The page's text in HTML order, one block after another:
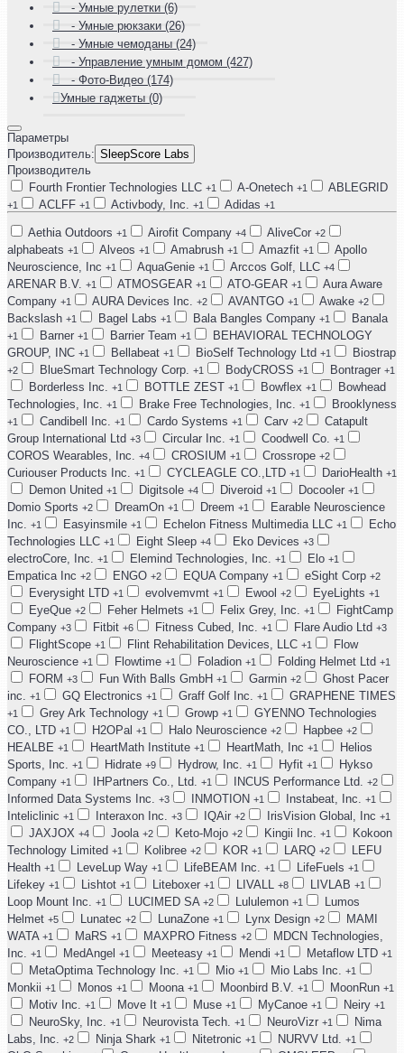
- Умные рулетки (6)
- Умные рюкзаки (26)
- Умные чемоданы (24)
- Управление умным домом (427)
- Фото-Видео (174)
Умные гаджеты (0)
Параметры
Производитель: SleepScore Labs
Производитель
Fourth Frontier Technologies LLC +1 A-Onetech +1 ABLEGRID
+1 ACLFF +1 Activbody, Inc. +1 Adidas +1
Aethia Outdoors +1 Airofit Company +4 AliveCor +2
alphabeats +1 Alveos +1 Amabrush +1 Amazfit +1
Apollo
Neuroscience, Inc +1 AquaGenie +1 Arccos Golf, LLC +4
ARENAR B.V. +1 ATMOSGEAR +1 ATO-GEAR +1
Aura Aware
Company +1 AURA Devices Inc. +2 AVANTGO +1 Awake +2
Backslash +1 Bagel Labs +1 Bala Bangles Company +1 Banala
+1 Barner +1 Barrier Team +1
BEHAVIORAL TECHNOLOGY
GROUP, INC +1 Bellabeat +1 BioSelf Technology Ltd +1 Biostrap
+2 BlueSmart Technology Corp. +1 BodyCROSS +1 Bontrager +1
Borderless Inc. +1 BOTTLE ZEST +1 Bowflex +1
Bowhead
Technologies, Inc. +1 Brake Free Technologies, Inc. +1 Brooklyness
+1 Candibell Inc. +1 Cardo Systems +1 Carv +2
Catapult
Group International Ltd +3 Circular Inc. +1 Coodwell Co. +1
COROS Wearables, Inc. +4 CROSIUM +1 Crossrope +2
Curiouser Products Inc. +1 CYCLEAGLE CO.,LTD +1 DarioHealth +1
Demon United +1 Digitsole +4 Diveroid +1 Docooler +1
Domio Sports +2 DreamOn +1 Dreem +1
Earable Neuroscience
Inc. +1 Easyinsmile +1 Echelon Fitness Multimedia LLC +1
Echo
Technologies LLC +1 Eight Sleep +4 Eko Devices +3
electroCore, Inc. +1 Elemind Technologies, Inc. +1 Elo +1
Empatica Inc +2 ENGO +2 EQUA Company +1 eSight Corp +2
Everysight LTD +1 evolvemvmt +1 Ewool +2 EyeLights +1
EyeQue +2 Feher Helmets +1 Felix Grey, Inc. +1
FightCamp
Company +3 Fitbit +6 Fitness Cubed, Inc. +1 Flare Audio Ltd +3
FlightScope +1 Flint Rehabilitation Devices, LLC +1
Flow
Neuroscience +1 Flowtime +1 Foladion +1 Folding Helmet Ltd +1
FORM +3 Fun With Balls GmbH +1 Garmin +2
Ghost Pacer
inc. +1 GQ Electronics +1 Graff Golf Inc. +1 GRAPHENE TIMES
+1 Grey Ark Technology +1 Growp +1
GYENNO Technologies
CO., LTD +1 H2OPal +1 Halo Neuroscience +2 Hapbee +2
HEALBE +1 HeartMath Institute +1 HeartMath, Inc +1
Helios
Sports, Inc. +1 Hidrate +9 Hydrow, Inc. +1 Hyfit +1
Hykso
Company +1 IHPartners Co., Ltd. +1 INCUS Performance Ltd. +2
Informed Data Systems Inc. +3 INMOTION +1 Instabeat, Inc. +1
Inteliclinic +1 Interaxon Inc. +3 IQAir +2 IrisVision Global, Inc +1
JAXJOX +4 Joola +2 Keto-Mojo +2 Kingii Inc. +1
Kokoon
Technology Limited +1 Kolibree +2 KOR +1 LARQ +2
LEFU
Health +1 LeveLup Way +1 LifeBEAM Inc. +1 LifeFuels +1
Lifekey +1 Lishtot +1 Liteboxer +1 LIVALL +8 LIVLAB +1
Loop Mount Inc. +1 LUCIMED SA +2 Lululemon +1
Lumos
Helmet +5 Lunatec +2 LunaZone +1 Lynx Design +2
MAMI
WATA +1 MaRS +1 MAXPRO Fitness +2
MDCN Technologies,
Inc. +1 MedAngel +1 Meeteasy +1 Mendi +1 Metaflow LTD +1
MetaOptima Technology Inc. +1 Mio +1 Mio Labs Inc. +1
Monkii +1 Monos +1 Moona +1 Moonbird B.V. +1 MoonRun +1
Motiv Inc. +1 Move It +1 Muse +1 MyCanoe +1 Neiry +1
NeuroSky, Inc. +1 Neurovista Tech. +1 NeuroVizr +1
Nima
Labs, Inc. +2 Ninja Shark +1 Nitetronic +1 NURVV Ltd. +1